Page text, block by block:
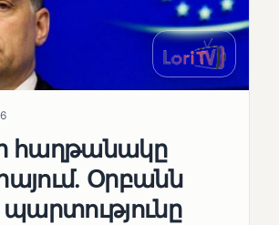
հաղթանակը
Օրբանն
պարտությունը